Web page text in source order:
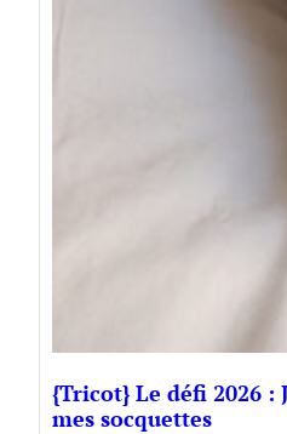
{Tricot} Le défi 2026 :
mes socquettes